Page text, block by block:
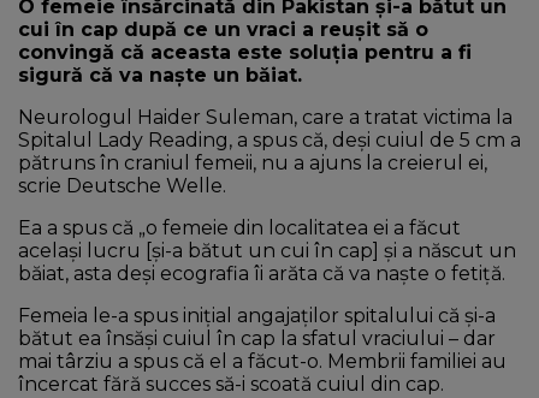
O femeie însărcinată din Pakistan și-a bătut un
cui în cap după ce un vraci a reușit să o
convingă că aceasta este soluția pentru a fi
sigură că va naște un băiat.
Neurologul Haider Suleman, care a tratat victima la
Spitalul Lady Reading, a spus că, deși cuiul de 5 cm a
pătruns în craniul femeii, nu a ajuns la creierul ei,
scrie Deutsche Welle.
Ea a spus că „o femeie din localitatea ei a făcut
același lucru [și-a bătut un cui în cap] și a născut un
băiat, asta deși ecografia îi arăta că va naște o fetiță.
Femeia le-a spus inițial angajaților spitalului că și-a
bătut ea însăși cuiul în cap la sfatul vraciului – dar
mai târziu a spus că el a făcut-o. Membrii familiei au
încercat fără succes să-i scoată cuiul din cap.